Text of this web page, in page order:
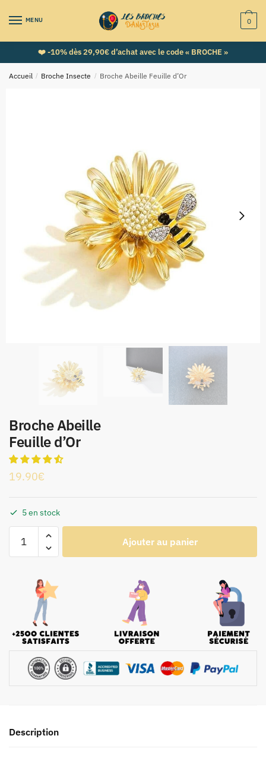
MENU 0
❤️ -10% dès 29,90€ d’achat avec le code « BROCHE »
Accueil / Broche Insecte / Broche Abeille Feuille d’Or
Broche Abeille
Feuille d’Or
19.90€
5 en stock
Ajouter au panier
Description